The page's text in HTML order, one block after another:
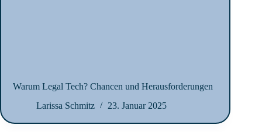
Warum Legal Tech? Chancen und Herausforderungen
Larissa Schmitz
23. Januar 2025